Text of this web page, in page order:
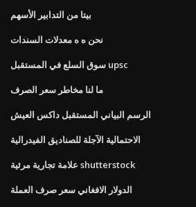
بيتا من التدابير الأسهم
نحن ه ه معدلات السندات
سوق السلع في المستقبل upsc
ما لنا مخاطر سعر الصرف
الرسم البياني المستقبل داكس العيش
الاحتمالية الآجلة للصناديق الفيدرالية
علامة تجارية مرئية shutterstock
الدولار الافغاني سعر صرف العملة